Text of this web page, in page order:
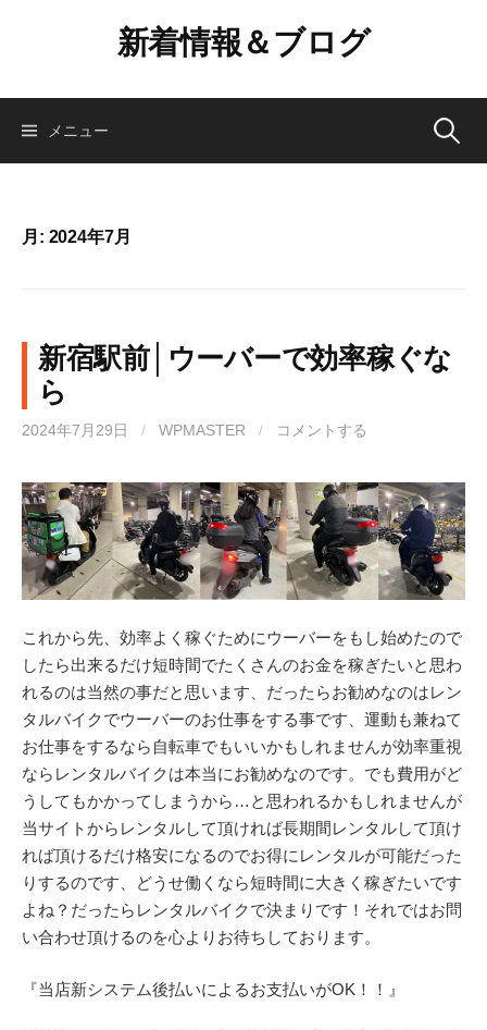
ン
新着情報＆ブログ
メニュー 検
月: 2024年7月
新宿駅前│ウーバーで効率稼ぐな
ら
2024年7月29日 / WPMASTER / コメントする
これから先、効率よく稼ぐためにウーバーをもし始めたので
したら出来るだけ短時間でたくさんのお金を稼ぎたいと思わ
れるのは当然の事だと思います、だったらお勧めなのはレン
タルバイクでウーバーのお仕事をする事です、運動も兼ねて
お仕事をするなら自転車でもいいかもしれませんが効率重視
ならレンタルバイクは本当にお勧めなのです。でも費用がど
うしてもかかってしまうから…と思われるかもしれませんが
当サイトからレンタルして頂ければ長期間レンタルして頂け
れば頂けるだけ格安になるのでお得にレンタルが可能だった
りするのです、どうせ働くなら短時間に大きく稼ぎたいです
よね？だったらレンタルバイクで決まりです！それではお問
い合わせ頂けるのを心よりお待ちしております。
『当店新システム後払いによるお支払いがOK！！』